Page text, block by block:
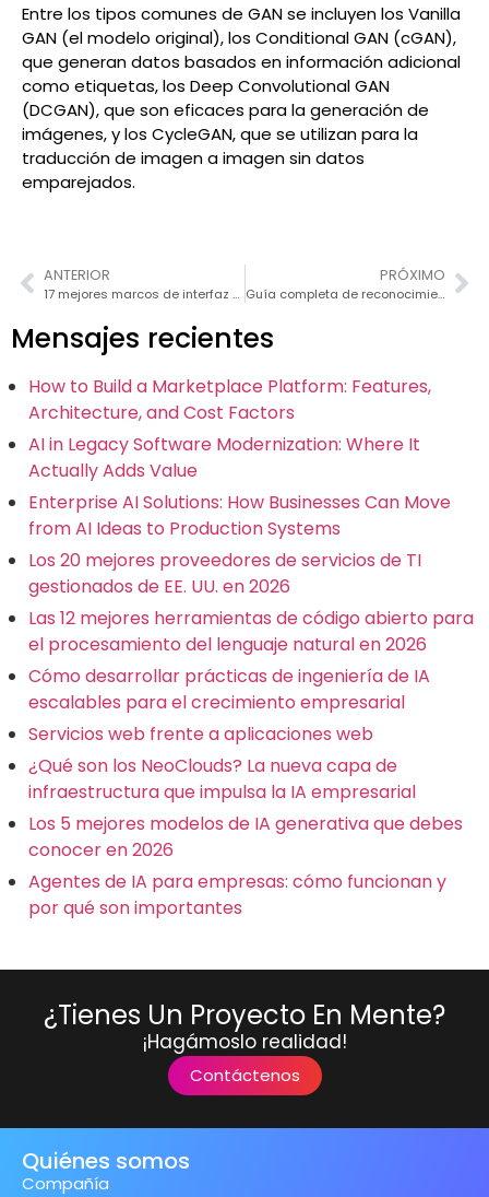
Entre los tipos comunes de GAN se incluyen los Vanilla
GAN (el modelo original), los Conditional GAN (cGAN),
que generan datos basados en información adicional
como etiquetas, los Deep Convolutional GAN
(DCGAN), que son eficaces para la generación de
imágenes, y los CycleGAN, que se utilizan para la
traducción de imagen a imagen sin datos
emparejados.
ANTERIOR
17 mejores marcos de interfaz de usuario React para 2026
PRÓXIMO
Guía completa de reconocimiento de entidades con nombre (NER)
Mensajes recientes
How to Build a Marketplace Platform: Features,
Architecture, and Cost Factors
AI in Legacy Software Modernization: Where It
Actually Adds Value
Enterprise AI Solutions: How Businesses Can Move
from AI Ideas to Production Systems
Los 20 mejores proveedores de servicios de TI
gestionados de EE. UU. en 2026
Las 12 mejores herramientas de código abierto para
el procesamiento del lenguaje natural en 2026
Cómo desarrollar prácticas de ingeniería de IA
escalables para el crecimiento empresarial
Servicios web frente a aplicaciones web
¿Qué son los NeoClouds? La nueva capa de
infraestructura que impulsa la IA empresarial
Los 5 mejores modelos de IA generativa que debes
conocer en 2026
Agentes de IA para empresas: cómo funcionan y
por qué son importantes
¿Tienes Un Proyecto En Mente?
¡Hagámoslo realidad!
Contáctenos
Quiénes somos
Compañía